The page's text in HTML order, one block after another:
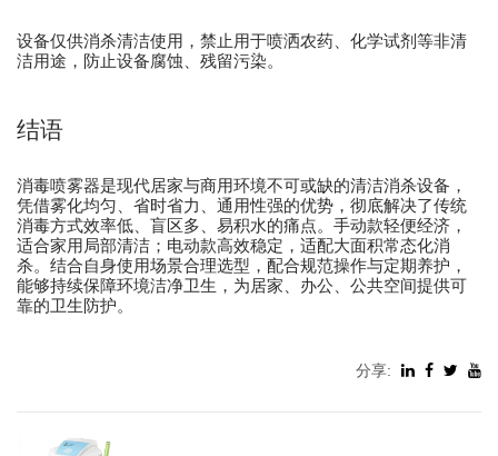
设备仅供消杀清洁使用，禁止用于喷洒农药、化学试剂等非清
洁用途，防止设备腐蚀、残留污染。
结语
消毒喷雾器是现代居家与商用环境不可或缺的清洁消杀设备，
凭借雾化均匀、省时省力、通用性强的优势，彻底解决了传统
消毒方式效率低、盲区多、易积水的痛点。手动款轻便经济，
适合家用局部清洁；电动款高效稳定，适配大面积常态化消
杀。结合自身使用场景合理选型，配合规范操作与定期养护，
能够持续保障环境洁净卫生，为居家、办公、公共空间提供可
靠的卫生防护。
分享: